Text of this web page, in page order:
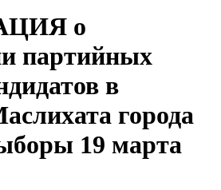
о
партийных
в
города
19 марта